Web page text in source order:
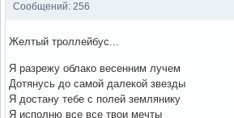
Сообщений: 256
Желтый троллейбус...
Я разрежу облако весенним лучем
Дотянусь до самой далекой звезды
Я достану тебе с полей землянику
Я исполню все все твои мечты